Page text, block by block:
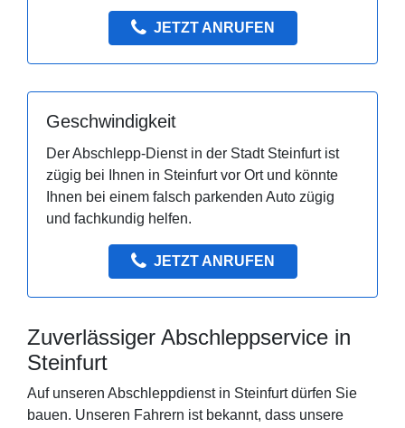
JETZT ANRUFEN
Geschwindigkeit
Der Abschlepp-Dienst in der Stadt Steinfurt ist
zügig bei Ihnen in Steinfurt vor Ort und könnte
Ihnen bei einem falsch parkenden Auto zügig
und fachkundig helfen.
JETZT ANRUFEN
Zuverlässiger Abschleppservice in
Steinfurt
Auf unseren Abschleppdienst in Steinfurt dürfen Sie
bauen. Unseren Fahrern ist bekannt, dass unsere